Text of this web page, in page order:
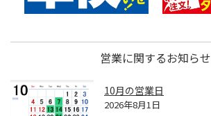
営業に関するお知らせ
10月の営業日
2026年8月1日